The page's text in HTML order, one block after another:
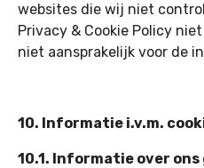
websites die wij niet
Privacy & Cookie Policy
niet aansprakelijk voor de
10. Informatie i.v.m.
10.1. Informatie over